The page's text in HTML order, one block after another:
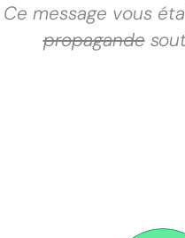
Ce message vous
propagande